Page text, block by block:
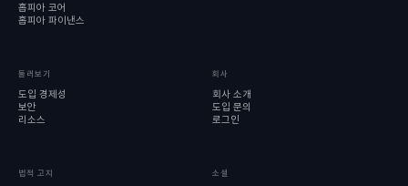
홉피아 코어
홉피아 파이낸스
둘러보기
도입 경제성
보안
리소스
회사
회사 소개
도입 문의
로그인
법적 고지 소셜